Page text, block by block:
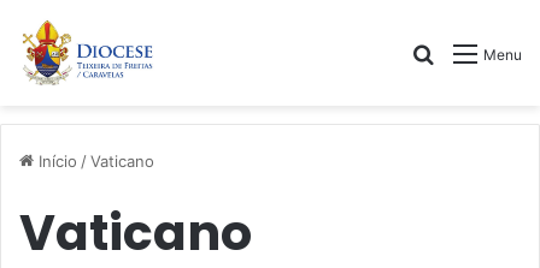
Menu
Procurar
Início /Vaticano
Vaticano